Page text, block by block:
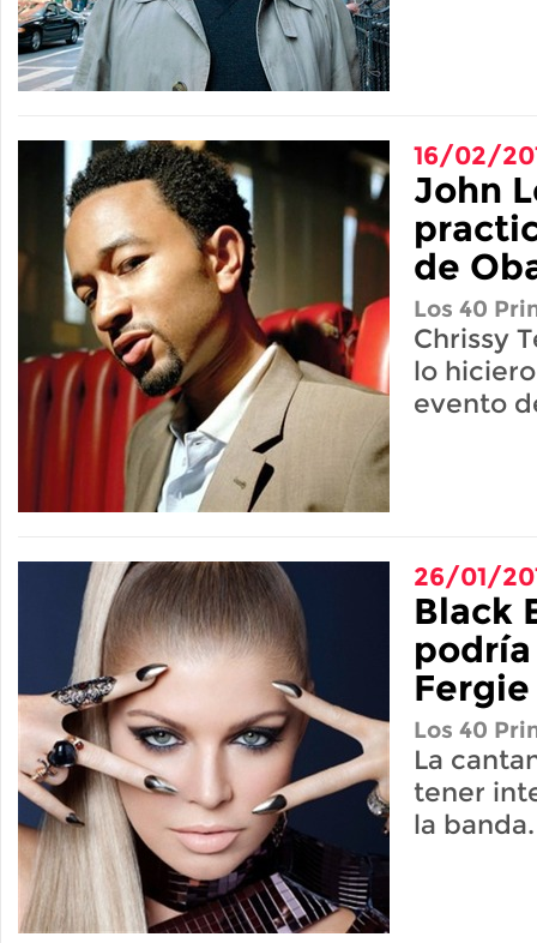
16/02/
John
de
Los 40
Chrissy
lo
evento
26/01/
Black
Fergie
Los 40
La
tener
la banda.